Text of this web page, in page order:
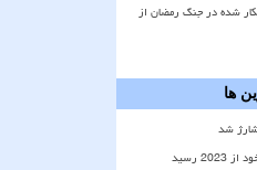
شده در جنگ رمضان از
ها
شد
رسید